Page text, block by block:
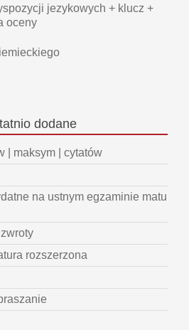
jezykowych + klucz +
oceny
dodane
| maksym | cytatów
na ustnym egzaminie matu
rozszerzona